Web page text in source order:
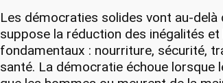
Les démocraties solides vont au-
suppose la réduction des inégalités
fondamentaux : nourriture, sécurité,
santé. La démocratie échoue lorsque